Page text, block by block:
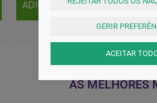
ADICIONAR
AS MELHORES
GERIR
ACEITAR